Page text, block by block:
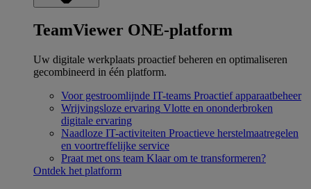
TeamViewer ONE-platform
Uw digitale werkplaats proactief beheren en optimaliseren
gecombineerd in één platform.
Voor gestroomlijnde IT-teams Proactief apparaatbeheer
Wrijvingsloze ervaring Vlotte en ononderbroken
digitale ervaring
Naadloze IT-activiteiten Proactieve herstelmaatregelen
en voortreffelijke service
Praat met ons team Klaar om te transformeren?
Ontdek het platform